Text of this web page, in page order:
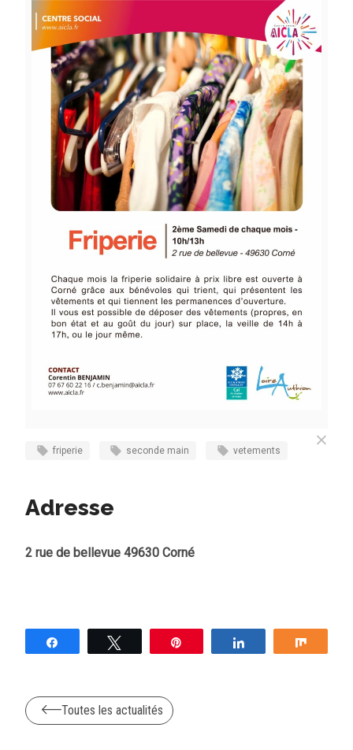
friperie seconde main vetements
Adresse
2 rue de bellevue 49630 Corné
Partagez
Toutes les actualités